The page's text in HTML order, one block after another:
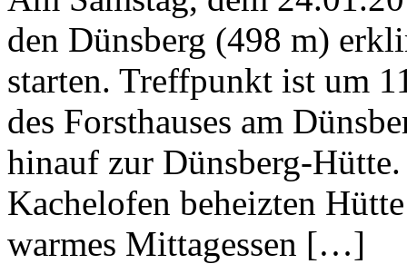
den Dünsberg (498 m)
starten. Treffpunkt ist um
des Forsthauses am
hinauf zur Dünsberg-
Kachelofen beheizten
warmes Mittagessen […]